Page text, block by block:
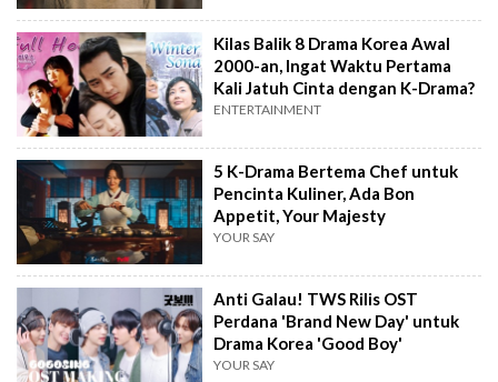
Kilas Balik 8 Drama Korea Awal
2000-an, Ingat Waktu Pertama
Kali Jatuh Cinta dengan K-Drama?
ENTERTAINMENT
5 K-Drama Bertema Chef untuk
Pencinta Kuliner, Ada Bon
Appetit, Your Majesty
YOUR SAY
Anti Galau! TWS Rilis OST
Perdana 'Brand New Day' untuk
Drama Korea 'Good Boy'
YOUR SAY